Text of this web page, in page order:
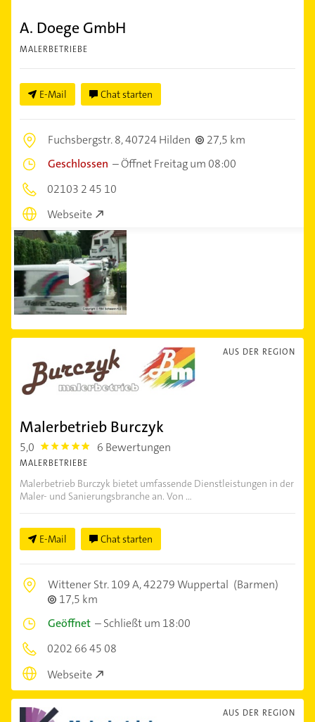
A. Doege GmbH
MALERBETRIEBE
E-Mail Chat starten
Fuchsbergstr. 8,40724 Hilden
27,5 km
Geschlossen –Öffnet Freitag um 08:00
02103 2 45 10
Webseite
AUS DER REGION
Malerbetrieb Burczyk
5,0 5.0 6 Bewertungen
MALERBETRIEBE
Malerbetrieb Burczyk bietet umfassende Dienstleistungen in der
Maler- und Sanierungsbranche an. Von ...
E-Mail Chat starten
Wittener Str. 109 A,42279 Wuppertal (Barmen)
17,5 km
Geöffnet –Schließt um 18:00
0202 66 45 08
Webseite
AUS DER REGION